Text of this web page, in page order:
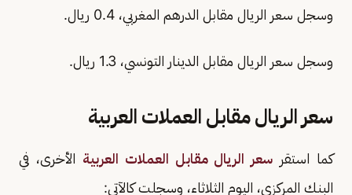
وسجل سعر الريال مقابل الدرهم المغربي، 0.4 ريال.
وسجل سعر الريال مقابل الدينار التونسي، 1.3 ريال.
سعر الريال مقابل العملات العربية
كما استقر سعر الريال مقابل العملات العربية الأخرى، في
البنك المركزي، اليوم الثلاثاء، وسجلت كالآتي: